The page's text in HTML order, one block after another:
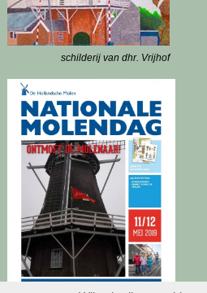
schilderij van dhr. Vrijhof